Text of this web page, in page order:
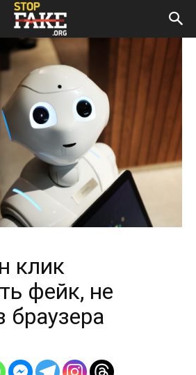
клик
фейк, не
браузера